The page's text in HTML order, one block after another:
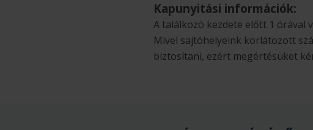
Kapunyitási információk:
A találkozó kezdete előtt 1 órával
Mivel sajtóhelyeink korlátozott
biztosítani, ezért megértésüket